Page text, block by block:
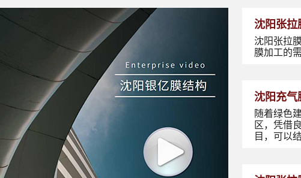
沈阳张拉
沈阳张拉
膜加工的
沈阳充气
随着绿色
区，凭借
目，可以